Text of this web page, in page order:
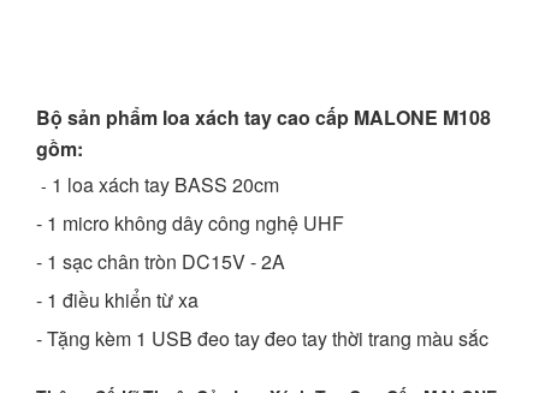
Bộ sản phẩm loa xách tay cao cấp MALONE M108
gồm:
- 1 loa xách tay BASS 20cm
- 1 micro không dây công nghệ UHF
- 1 sạc chân tròn DC15V - 2A
- 1 điều khiển từ xa
- Tặng kèm 1 USB đeo tay đeo tay thời trang màu sắc